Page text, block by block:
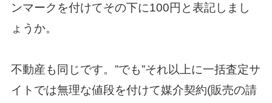
ンマークを付けてその下に100円と表記しまし
ょうか。
不動産も同じです。”でも”それ以上に一括査定サ
イトでは無理な値段を付けて媒介契約(販売の請